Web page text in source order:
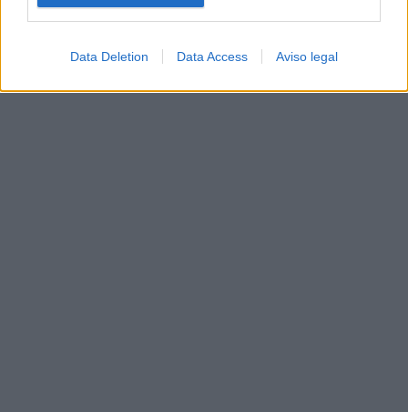
Data Deletion Data Access Aviso legal